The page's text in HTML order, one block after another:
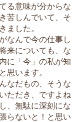
る意味が分からな
苦しんでいて、そ
ました。
なんで今の仕事し
来についても、な
に「今」の私が知
思います。
なだもの、そうな
ただき、ですよね
、無駄に深刻にな
らないと！と思い